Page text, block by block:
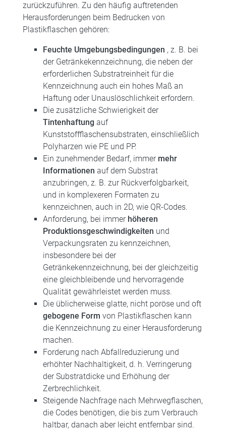
zurückzuführen. Zu den häufig auftretenden
Herausforderungen beim Bedrucken von
Plastikflaschen gehören:
Feuchte Umgebungsbedingungen , z. B. bei
der Getränkekennzeichnung, die neben der
erforderlichen Substratreinheit für die
Kennzeichnung auch ein hohes Maß an
Haftung oder Unauslöschlichkeit erfordern.
Die zusätzliche Schwierigkeit der
Tintenhaftung auf
Kunststoffflaschensubstraten, einschließlich
Polyharzen wie PE und PP.
Ein zunehmender Bedarf, immer mehr
Informationen auf dem Substrat
anzubringen, z. B. zur Rückverfolgbarkeit,
und in komplexeren Formaten zu
kennzeichnen, auch in 2D, wie QR-Codes.
Anforderung, bei immer höheren
Produktionsgeschwindigkeiten und
Verpackungsraten zu kennzeichnen,
insbesondere bei der
Getränkekennzeichnung, bei der gleichzeitig
eine gleichbleibende und hervorragende
Qualität gewährleistet werden muss.
Die üblicherweise glatte, nicht poröse und oft
gebogene Form von Plastikflaschen kann
die Kennzeichnung zu einer Herausforderung
machen.
Forderung nach Abfallreduzierung und
erhöhter Nachhaltigkeit, d. h. Verringerung
der Substratdicke und Erhöhung der
Zerbrechlichkeit.
Steigende Nachfrage nach Mehrwegflaschen,
die Codes benötigen, die bis zum Verbrauch
haltbar, danach aber leicht entfernbar sind.